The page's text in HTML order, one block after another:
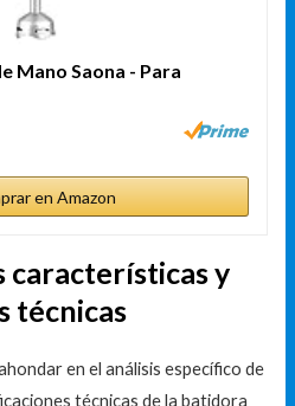
Mano Saona - Para
en Amazon
características y
técnicas
en el análisis específico de
técnicas de la batidora